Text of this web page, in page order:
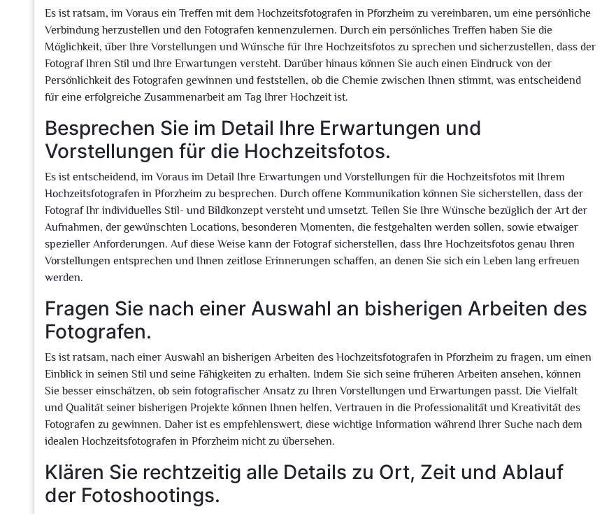
Es ist ratsam, im Voraus ein Treffen mit dem Hochzeitsfotografen in Pforzheim zu vereinbaren, um eine persönliche
Verbindung herzustellen und den Fotografen kennenzulernen. Durch ein persönliches Treffen haben Sie die
Möglichkeit, über Ihre Vorstellungen und Wünsche für Ihre Hochzeitsfotos zu sprechen und sicherzustellen, dass der
Fotograf Ihren Stil und Ihre Erwartungen versteht. Darüber hinaus können Sie auch einen Eindruck von der
Persönlichkeit des Fotografen gewinnen und feststellen, ob die Chemie zwischen Ihnen stimmt, was entscheidend
für eine erfolgreiche Zusammenarbeit am Tag Ihrer Hochzeit ist.
Besprechen Sie im Detail Ihre Erwartungen und
Vorstellungen für die Hochzeitsfotos.
Es ist entscheidend, im Voraus im Detail Ihre Erwartungen und Vorstellungen für die Hochzeitsfotos mit Ihrem
Hochzeitsfotografen in Pforzheim zu besprechen. Durch offene Kommunikation können Sie sicherstellen, dass der
Fotograf Ihr individuelles Stil- und Bildkonzept versteht und umsetzt. Teilen Sie Ihre Wünsche bezüglich der Art der
Aufnahmen, der gewünschten Locations, besonderen Momenten, die festgehalten werden sollen, sowie etwaiger
spezieller Anforderungen. Auf diese Weise kann der Fotograf sicherstellen, dass Ihre Hochzeitsfotos genau Ihren
Vorstellungen entsprechen und Ihnen zeitlose Erinnerungen schaffen, an denen Sie sich ein Leben lang erfreuen
werden.
Fragen Sie nach einer Auswahl an bisherigen Arbeiten des
Fotografen.
Es ist ratsam, nach einer Auswahl an bisherigen Arbeiten des Hochzeitsfotografen in Pforzheim zu fragen, um einen
Einblick in seinen Stil und seine Fähigkeiten zu erhalten. Indem Sie sich seine früheren Arbeiten ansehen, können
Sie besser einschätzen, ob sein fotografischer Ansatz zu Ihren Vorstellungen und Erwartungen passt. Die Vielfalt
und Qualität seiner bisherigen Projekte können Ihnen helfen, Vertrauen in die Professionalität und Kreativität des
Fotografen zu gewinnen. Daher ist es empfehlenswert, diese wichtige Information während Ihrer Suche nach dem
idealen Hochzeitsfotografen in Pforzheim nicht zu übersehen.
Klären Sie rechtzeitig alle Details zu Ort, Zeit und Ablauf
der Fotoshootings.